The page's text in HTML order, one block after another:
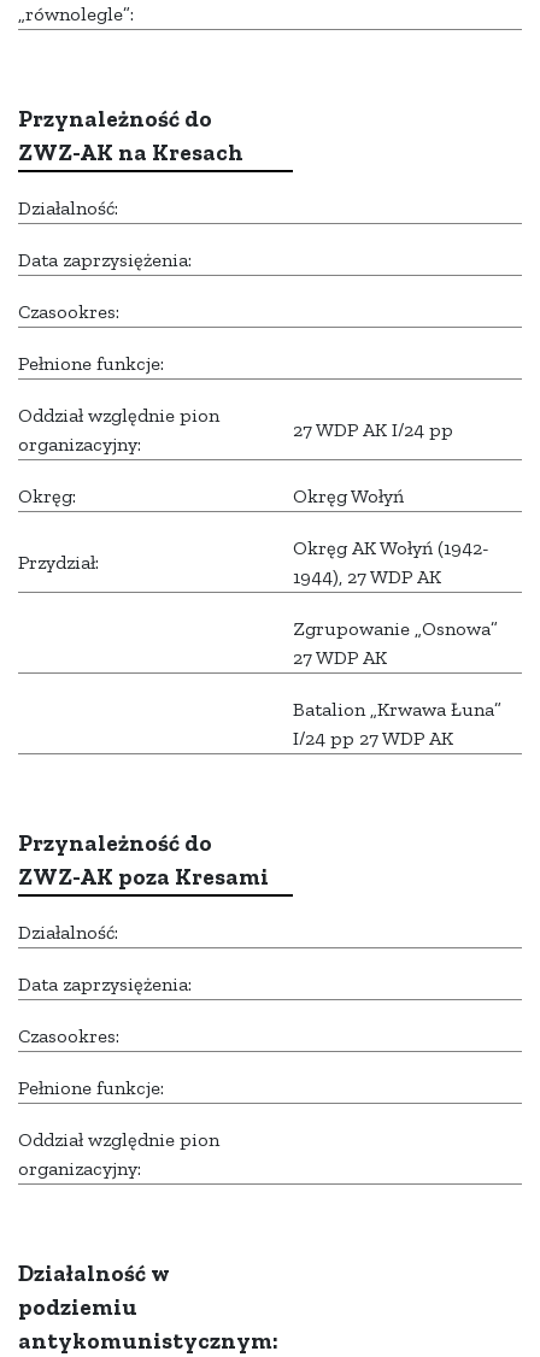
„równolegle”:
Przynależność do
ZWZ-AK na Kresach
Działalność:
Data zaprzysiężenia:
Czasookres:
Pełnione funkcje:
Oddział względnie pion
organizacyjny:
27 WDP AK I/24 pp
Okręg: Okręg Wołyń
Przydział:
Okręg AK Wołyń (1942-
1944), 27 WDP AK
Zgrupowanie „Osnowa”
27 WDP AK
Batalion „Krwawa Łuna”
I/24 pp 27 WDP AK
Przynależność do
ZWZ-AK poza Kresami
Działalność:
Data zaprzysiężenia:
Czasookres:
Pełnione funkcje:
Oddział względnie pion
organizacyjny:
Działalność w
podziemiu
antykomunistycznym: